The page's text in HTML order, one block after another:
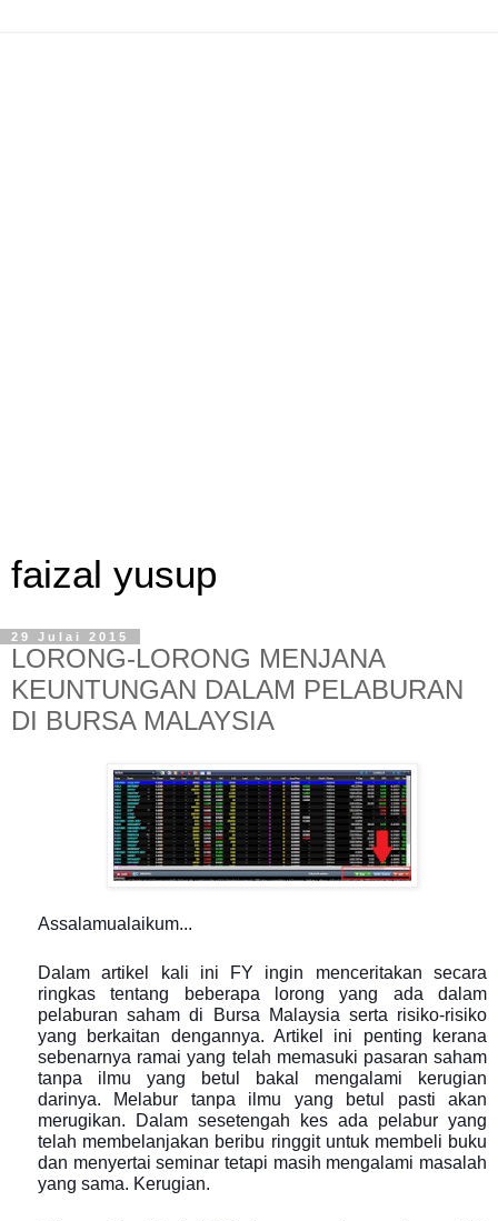
faizal yusup
29 Julai 2015
LORONG-LORONG MENJANA
KEUNTUNGAN DALAM PELABURAN
DI BURSA MALAYSIA
Assalamualaikum...
Dalam artikel kali ini FY ingin menceritakan secara
ringkas tentang beberapa lorong yang ada dalam
pelaburan saham di Bursa Malaysia serta risiko-risiko
yang berkaitan dengannya. Artikel ini penting kerana
sebenarnya ramai yang telah memasuki pasaran saham
tanpa ilmu yang betul bakal mengalami kerugian
darinya. Melabur tanpa ilmu yang betul pasti akan
merugikan. Dalam sesetengah kes ada pelabur yang
telah membelanjakan beribu ringgit untuk membeli buku
dan menyertai seminar tetapi masih mengalami masalah
yang sama. Kerugian.